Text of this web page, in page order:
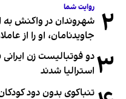
۲ روایت شما
شهروندان در واکنش به
جاویدنامان، او را از
۳ استرالیا شدند
تنباکوی بدون دود